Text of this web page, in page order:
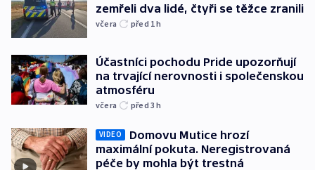
zemřeli dva lidé, čtyři se těžce zranili
včera před 1h
Účastníci pochodu Pride upozorňují
na trvající nerovnosti i společenskou
atmosféru
včera před 3h
VIDEO
Domovu Mutice hrozí
maximální pokuta. Neregistrovaná
péče by mohla být trestná